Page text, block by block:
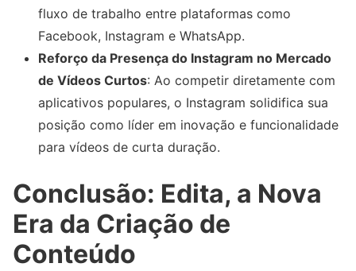
fluxo de trabalho entre plataformas como
Facebook, Instagram e WhatsApp.
Reforço da Presença do Instagram no Mercado
de Vídeos Curtos: Ao competir diretamente com
aplicativos populares, o Instagram solidifica sua
posição como líder em inovação e funcionalidade
para vídeos de curta duração.
Conclusão: Edita, a Nova
Era da Criação de
Conteúdo